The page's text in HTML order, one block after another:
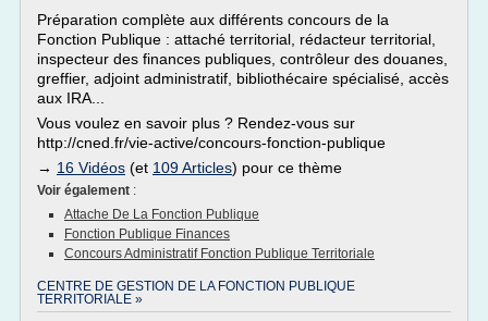
Préparation complète aux différents concours de la
Fonction Publique : attaché territorial, rédacteur territorial,
inspecteur des finances publiques, contrôleur des douanes,
greffier, adjoint administratif, bibliothécaire spécialisé, accès
aux IRA...
Vous voulez en savoir plus ? Rendez-vous sur
http://cned.fr/vie-active/concours-fonction-publique
→ 16 Vidéos (et 109 Articles) pour ce thème
Voir également :
Attache De La Fonction Publique
Fonction Publique Finances
Concours Administratif Fonction Publique Territoriale
CENTRE DE GESTION DE LA FONCTION PUBLIQUE
TERRITORIALE »